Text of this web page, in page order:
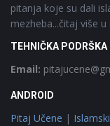
pitanja koje su dali
mezheba...čitaj više
TEHNIČKA PODRŠKA
Email:
ANDROID
Pitaj Učene |